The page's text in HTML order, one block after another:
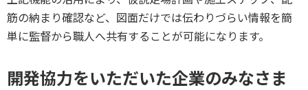
筋の納まり確認など、図面だけでは伝わりづらい情報を簡
単に監督から職人へ共有することが可能になります。
開発協力をいただいた企業のみなさま